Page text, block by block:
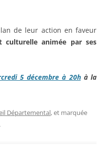
de leur action en faveur
culturelle animée par ses
5 décembre à 20hà la
Départemental, et marquée
.